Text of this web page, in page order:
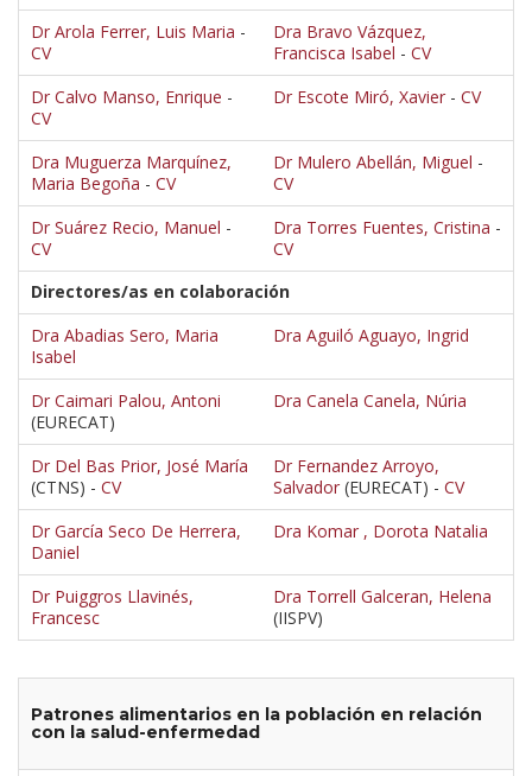
Dr Arola Ferrer, Luis Maria -
CV
Dra Bravo Vázquez,
Francisca Isabel - CV
Dr Calvo Manso, Enrique -
CV
Dr Escote Miró, Xavier - CV
Dra Muguerza Marquínez,
Maria Begoña - CV
Dr Mulero Abellán, Miguel -
CV
Dr Suárez Recio, Manuel -
CV
Dra Torres Fuentes, Cristina -
CV
Directores/as en colaboración
Dra Abadias Sero, Maria
Isabel
Dra Aguiló Aguayo, Ingrid
Dr Caimari Palou, Antoni
(EURECAT)
Dra Canela Canela, Núria
Dr Del Bas Prior, José María
(CTNS) - CV
Dr Fernandez Arroyo,
Salvador (EURECAT) - CV
Dr García Seco De Herrera,
Daniel
Dra Komar , Dorota Natalia
Dr Puiggros Llavinés,
Francesc
Dra Torrell Galceran, Helena
(IISPV)
Patrones alimentarios en la población en relación
con la salud-enfermedad